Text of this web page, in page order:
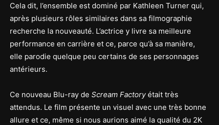
Cela dit, l’ensemble est dominé par Kathleen Turner qui,
après plusieurs rôles similaires dans sa filmographie
recherche la nouveauté. L’actrice y livre sa meilleure
performance en carrière et ce, parce qu’à sa manière,
elle parodie quelque peu certains de ses personnages
antérieurs.
Ce nouveau Blu-ray de Scream Factoryétait très
attendus. Le film présente un visuel avec une très bonne
allure et ce, même si nous aurions aimé la qualité du 2K